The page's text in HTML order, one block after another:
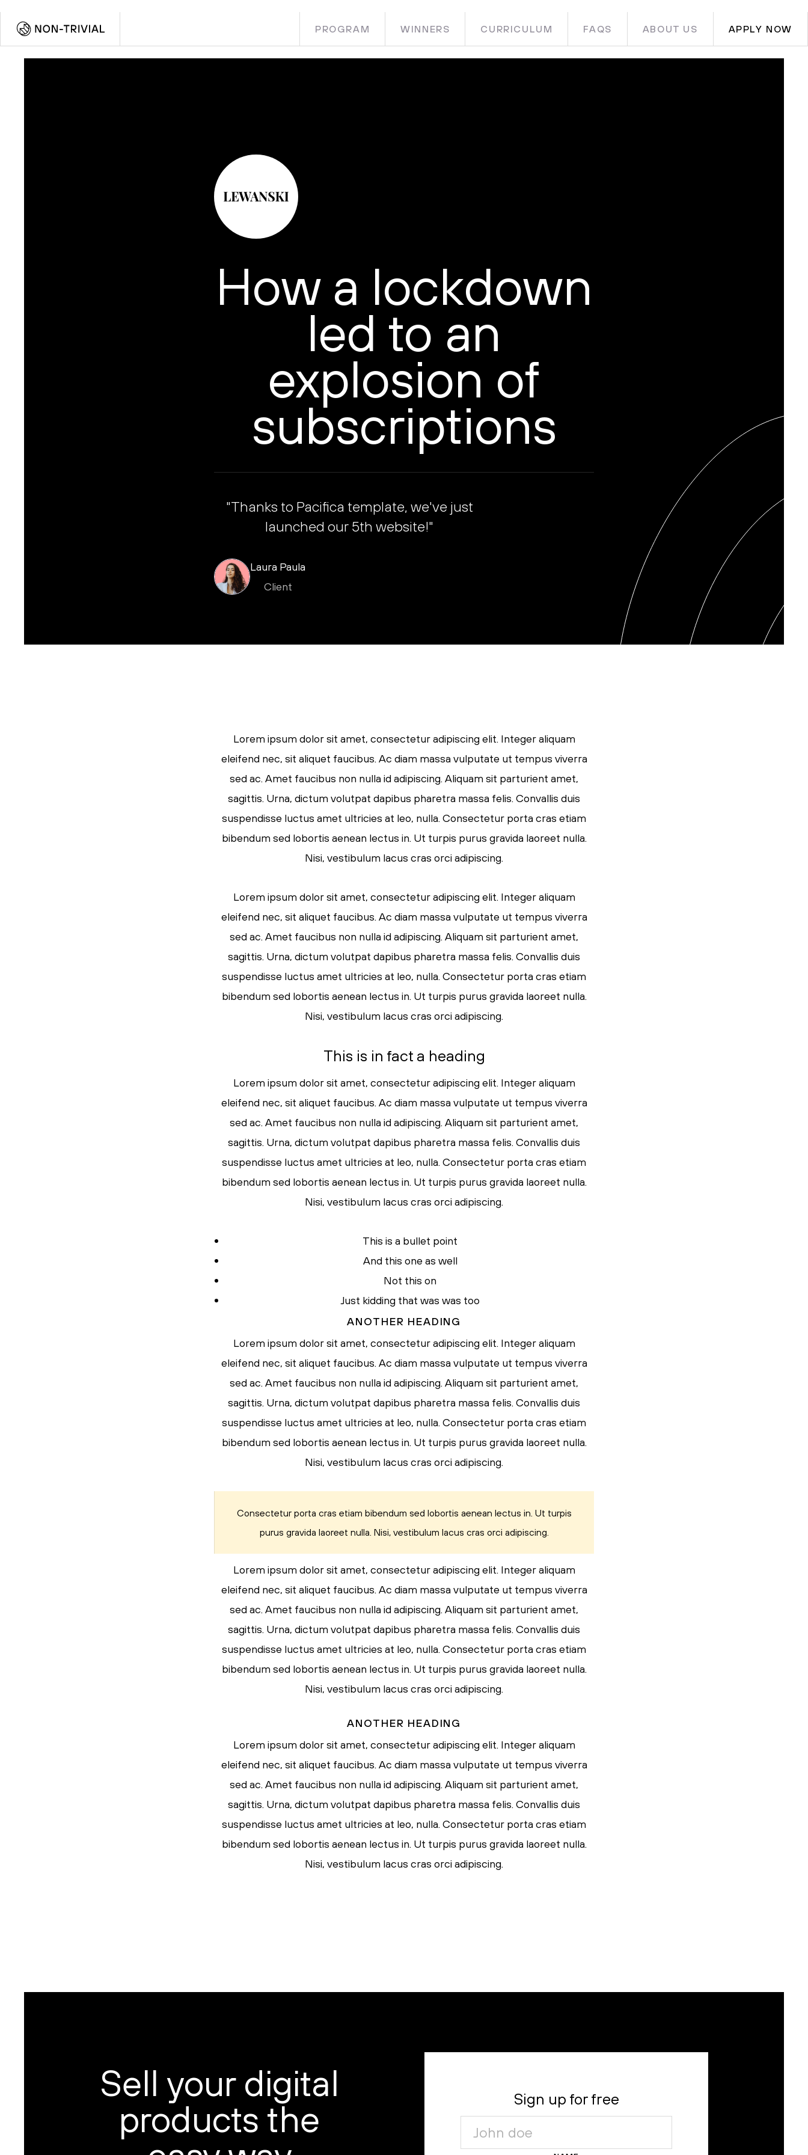
PROGRAM WINNERS CURRICULUM FAQS ABOUT US APPLY NOW
How a lockdown
led to an
explosion of
subscriptions
"Thanks to Pacifica template, we've just
launched our 5th website!"
Laura Paula
Client
Lorem ipsum dolor sit amet, consectetur adipiscing elit. Integer aliquam
eleifend nec, sit aliquet faucibus. Ac diam massa vulputate ut tempus viverra
sed ac. Amet faucibus non nulla id adipiscing. Aliquam sit parturient amet,
sagittis. Urna, dictum volutpat dapibus pharetra massa felis. Convallis duis
suspendisse luctus amet ultricies at leo, nulla. Consectetur porta cras etiam
bibendum sed lobortis aenean lectus in. Ut turpis purus gravida laoreet nulla.
Nisi, vestibulum lacus cras orci adipiscing.
Lorem ipsum dolor sit amet, consectetur adipiscing elit. Integer aliquam
eleifend nec, sit aliquet faucibus. Ac diam massa vulputate ut tempus viverra
sed ac. Amet faucibus non nulla id adipiscing. Aliquam sit parturient amet,
sagittis. Urna, dictum volutpat dapibus pharetra massa felis. Convallis duis
suspendisse luctus amet ultricies at leo, nulla. Consectetur porta cras etiam
bibendum sed lobortis aenean lectus in. Ut turpis purus gravida laoreet nulla.
Nisi, vestibulum lacus cras orci adipiscing.
This is in fact a heading
Lorem ipsum dolor sit amet, consectetur adipiscing elit. Integer aliquam
eleifend nec, sit aliquet faucibus. Ac diam massa vulputate ut tempus viverra
sed ac. Amet faucibus non nulla id adipiscing. Aliquam sit parturient amet,
sagittis. Urna, dictum volutpat dapibus pharetra massa felis. Convallis duis
suspendisse luctus amet ultricies at leo, nulla. Consectetur porta cras etiam
bibendum sed lobortis aenean lectus in. Ut turpis purus gravida laoreet nulla.
Nisi, vestibulum lacus cras orci adipiscing.
This is a bullet point
And this one as well
Not this on
Just kidding that was was too
ANOTHER HEADING
Lorem ipsum dolor sit amet, consectetur adipiscing elit. Integer aliquam
eleifend nec, sit aliquet faucibus. Ac diam massa vulputate ut tempus viverra
sed ac. Amet faucibus non nulla id adipiscing. Aliquam sit parturient amet,
sagittis. Urna, dictum volutpat dapibus pharetra massa felis. Convallis duis
suspendisse luctus amet ultricies at leo, nulla. Consectetur porta cras etiam
bibendum sed lobortis aenean lectus in. Ut turpis purus gravida laoreet nulla.
Nisi, vestibulum lacus cras orci adipiscing.
Consectetur porta cras etiam bibendum sed lobortis aenean lectus in. Ut turpis
purus gravida laoreet nulla. Nisi, vestibulum lacus cras orci adipiscing.
Lorem ipsum dolor sit amet, consectetur adipiscing elit. Integer aliquam
eleifend nec, sit aliquet faucibus. Ac diam massa vulputate ut tempus viverra
sed ac. Amet faucibus non nulla id adipiscing. Aliquam sit parturient amet,
sagittis. Urna, dictum volutpat dapibus pharetra massa felis. Convallis duis
suspendisse luctus amet ultricies at leo, nulla. Consectetur porta cras etiam
bibendum sed lobortis aenean lectus in. Ut turpis purus gravida laoreet nulla.
Nisi, vestibulum lacus cras orci adipiscing.
ANOTHER HEADING
Lorem ipsum dolor sit amet, consectetur adipiscing elit. Integer aliquam
eleifend nec, sit aliquet faucibus. Ac diam massa vulputate ut tempus viverra
sed ac. Amet faucibus non nulla id adipiscing. Aliquam sit parturient amet,
sagittis. Urna, dictum volutpat dapibus pharetra massa felis. Convallis duis
suspendisse luctus amet ultricies at leo, nulla. Consectetur porta cras etiam
bibendum sed lobortis aenean lectus in. Ut turpis purus gravida laoreet nulla.
Nisi, vestibulum lacus cras orci adipiscing.
Sell your digital
products the Sign up for free